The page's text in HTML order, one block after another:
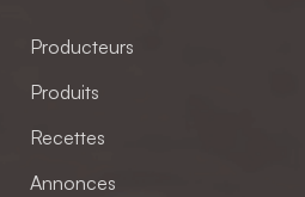
Producteurs
Produits
Recettes
Annonces